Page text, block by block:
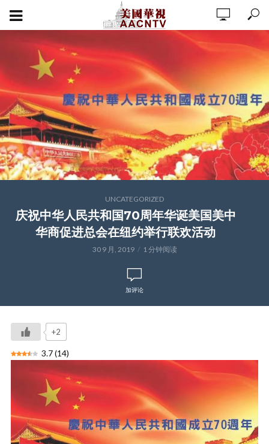
UNCATEGORIZED
庆祝中华人民共和国70周年华诞美国美中
华商促进总会在纽约举行联欢活动
30 9 月, 2019 1 分钟阅读
加评论
+2
3.7(14)